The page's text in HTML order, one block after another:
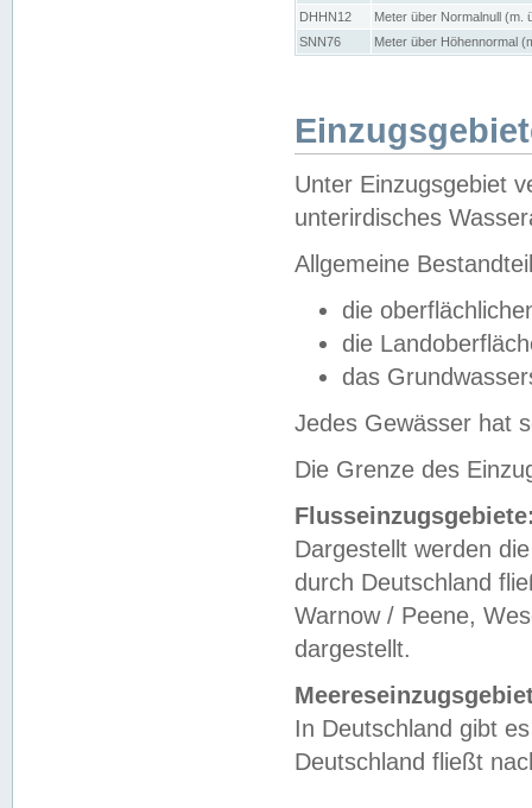
DHHN12
Meter über Normalnull (m.
SNN76
Meter über Höhennormal
Unter Einzugsgebiet
unterirdisches
Allgemeine
die
die
das
Jedes Gewässer hat
Die Grenze des
Dargestellt werden
durch Deutschland
Warnow / Peene,
dargestellt.
In Deutschland gibt
Deutschland fließt